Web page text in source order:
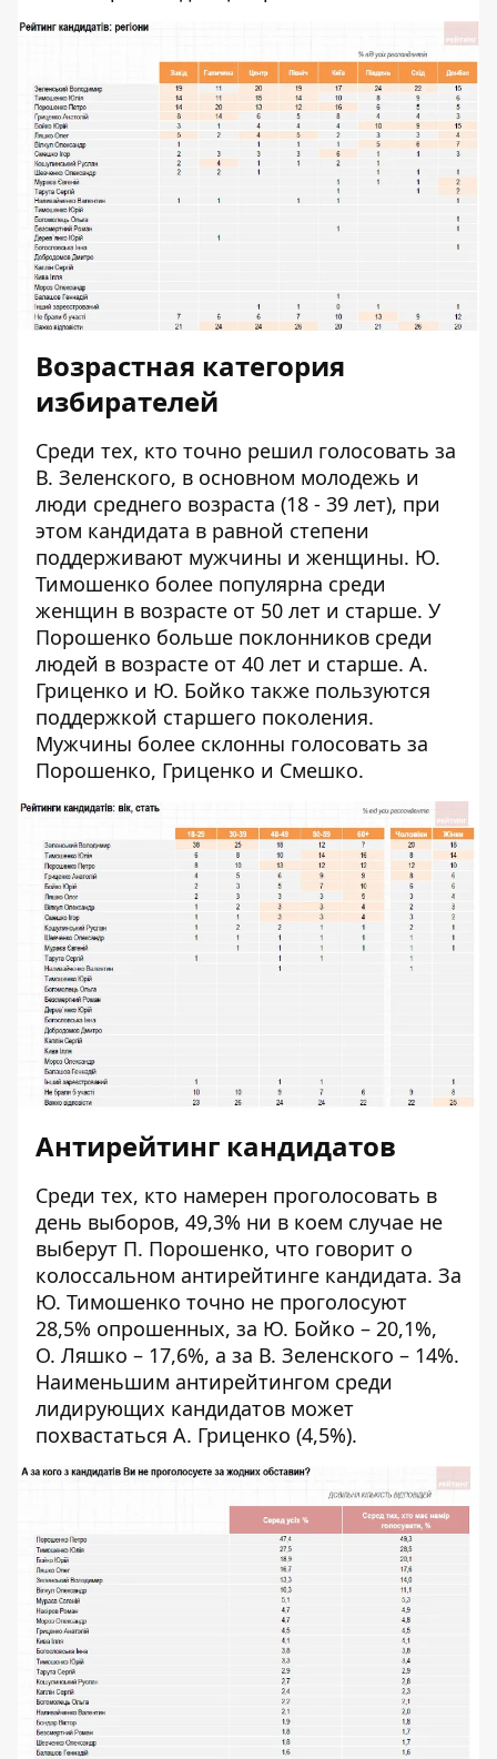
Возрастная категория
избирателей
Среди тех, кто точно решил голосовать за
В. Зеленского, в основном молодежь и
люди среднего возраста (18 - 39 лет), при
этом кандидата в равной степени
поддерживают мужчины и женщины. Ю.
Тимошенко более популярна среди
женщин в возрасте от 50 лет и старше. У
Порошенко больше поклонников среди
людей в возрасте от 40 лет и старше. А.
Гриценко и Ю. Бойко также пользуются
поддержкой старшего поколения.
Мужчины более склонны голосовать за
Порошенко, Гриценко и Смешко.
Антирейтинг кандидатов
Среди тех, кто намерен проголосовать в
день выборов, 49,3% ни в коем случае не
выберут П. Порошенко, что говорит о
колоссальном антирейтинге кандидата. За
Ю. Тимошенко точно не проголосуют
28,5% опрошенных, за Ю. Бойко – 20,1%,
О. Ляшко – 17,6%, а за В. Зеленского – 14%.
Наименьшим антирейтингом среди
лидирующих кандидатов может
похвастаться А. Гриценко (4,5%).